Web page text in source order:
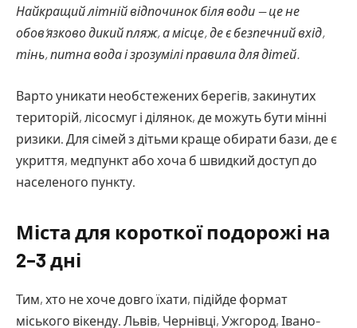
Найкращий літній відпочинок біля води — це не
обов’язково дикий пляж, а місце, де є безпечний вхід,
тінь, питна вода і зрозумілі правила для дітей.
Варто уникати необстежених берегів, закинутих
територій, лісосмуг і ділянок, де можуть бути мінні
ризики. Для сімей з дітьми краще обирати бази, де є
укриття, медпункт або хоча б швидкий доступ до
населеного пункту.
Міста для короткої подорожі на
2–3 дні
Тим, хто не хоче довго їхати, підійде формат
міського вікенду. Львів, Чернівці, Ужгород, Івано-